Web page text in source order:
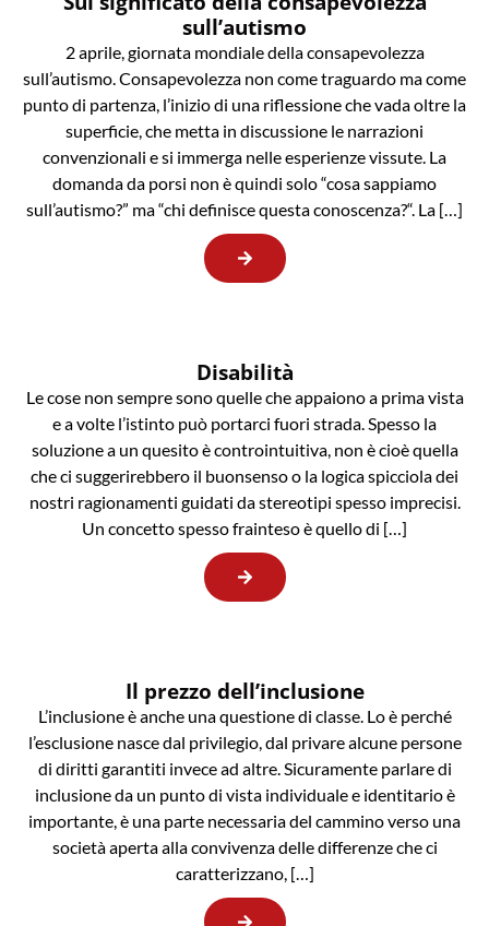
sull’autismo
2 aprile, giornata mondiale della consapevolezza
sull’autismo. Consapevolezza non come traguardo ma come
punto di partenza, l’inizio di una riflessione che vada oltre la
superficie, che metta in discussione le narrazioni
convenzionali e si immerga nelle esperienze vissute. La
domanda da porsi non è quindi solo “cosa sappiamo
sull’autismo?” ma “chi definisce questa conoscenza?“. La […]
Disabilità
Le cose non sempre sono quelle che appaiono a prima vista
e a volte l’istinto può portarci fuori strada. Spesso la
soluzione a un quesito è controintuitiva, non è cioè quella
che ci suggerirebbero il buonsenso o la logica spicciola dei
nostri ragionamenti guidati da stereotipi spesso imprecisi.
Un concetto spesso frainteso è quello di […]
Il prezzo dell’inclusione
L’inclusione è anche una questione di classe. Lo è perché
l’esclusione nasce dal privilegio, dal privare alcune persone
di diritti garantiti invece ad altre. Sicuramente parlare di
inclusione da un punto di vista individuale e identitario è
importante, è una parte necessaria del cammino verso una
società aperta alla convivenza delle differenze che ci
caratterizzano, […]